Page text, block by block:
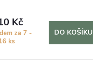
Kč
za 7 -
ks
DO KOŠÍKU